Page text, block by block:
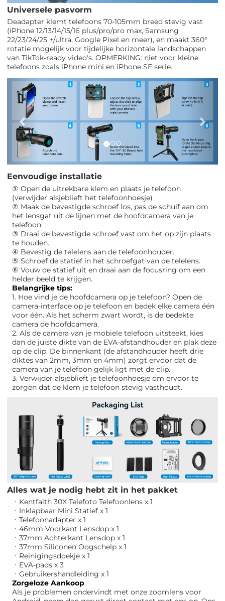
Universele pasvorm
Deadapter klemt telefoons 70-105mm breed stevig vast
(iPhone 12/13/14/15/16 plus/pro/pro max, Samsung
22/23/24/25 +/ultra, Google Pixel en meer), en maakt 360°
rotatie mogelijk voor tijdelijke horizontale landschappen
van TikTok-ready video's. OPMERKING: niet voor kleine
telefoons zoals iPhone mini en iPhone SE serie.
Vorig
Eenvoudige installatie
① Open de uitrekbare klem en plaats je telefoon
(verwijder alsjeblieft het telefoonhoesje)
② Maak de bevestigde schroef los, pas de schuif aan om
het lensgat uit de lijnen met de hoofdcamera van je
telefoon.
③ Draai de bevestigde schroef vast om het op zijn plaats
te houden.
④ Bevestig de telelens aan de telefoonhouder.
⑤ Schroef de statief in het schroefgat van de telelens.
⑥ Vouw de statief uit en draai aan de focusring om een ​​
helder beeld te krijgen.
Belangrijke tips:
1. Hoe vind je de hoofdcamera op je telefoon? Open de
camera-interface op je telefoon en bedek elke camera één
voor één. Als het scherm zwart wordt, is de bedekte
camera de hoofdcamera.
2. Als de camera van je mobiele telefoon uitsteekt, kies
dan de juiste dikte van de EVA-afstandhouder en plak deze
op de clip. De binnenkant (de afstandhouder heeft drie
diktes van 2mm, 3mm en 4mm) zorgt ervoor dat de
camera van je telefoon gelijk ligt met de clip.
3. Verwijder alsjeblieft je telefoonhoesje om ervoor te
zorgen dat de klem je telefoon stevig vasthoudt.
Alles wat je nodig hebt zit in het pakket
ㆍKentfaith 30X Telefoto Telefoonlens x 1
ㆍInklapbaar Mini Statief x 1
ㆍTelefoonadapter x 1
ㆍ46mm Voorkant Lensdop x 1
ㆍ37mm Achterkant Lensdop x 1
ㆍ37mm Siliconen Oogschelp x 1
ㆍReinigingsdoekje x 1
ㆍEVA-pads x 3
ㆍGebruikershandleiding x 1
Zorgeloze Aankoop
Als je problemen ondervindt met onze zoomlens voor